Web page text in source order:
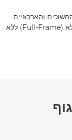
והארכאיים
במכרות פחם ברומניה באמצעות מערכת פורמט מלא (Full-Frame) ללא